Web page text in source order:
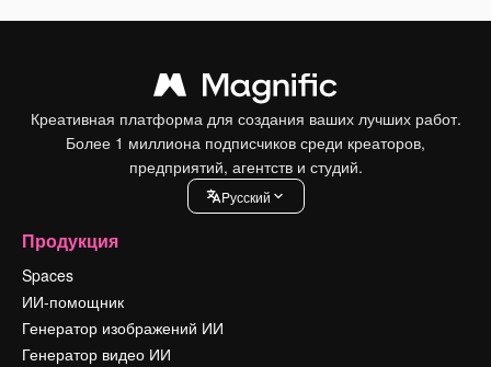
Креативная платформа для создания ваших лучших работ.
Более 1 миллиона подписчиков среди креаторов,
предприятий, агентств и студий.
Pусский
Продукция
Spaces
ИИ-помощник
Генератор изображений ИИ
Генератор видео ИИ